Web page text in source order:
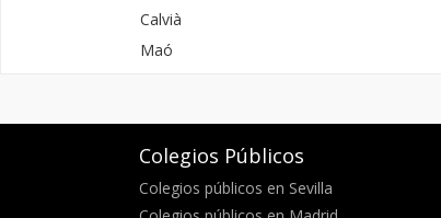
Calvià
Maó
Colegios Públicos
Colegios públicos en Sevilla